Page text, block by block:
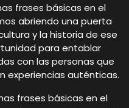
frases básicas en el
abriendo una puerta
y la historia de ese
para entablar
con las personas que
experiencias auténticas.
frases básicas en el